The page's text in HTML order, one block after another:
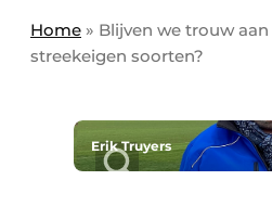
Direct contact
Evenement aanmelden
groenprofessional
Meest gelezen
Home » Blijven we trouw
streekeigen soorten?
Erik Truyers